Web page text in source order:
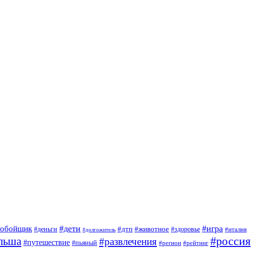
#деньги #дети #долгожитель #дтп #животное #здоровье #игра #италия
#путешествие #пьяный #развлечения #регион #рейтинг #россия